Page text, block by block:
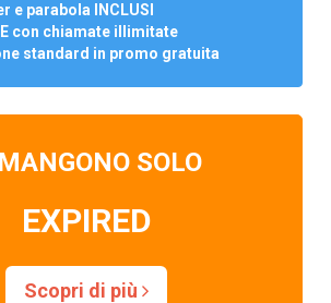
e parabola INCLUSI
con chiamate illimitate
standard in promo gratuita
SOLO
EXPIRED
Scopri di più